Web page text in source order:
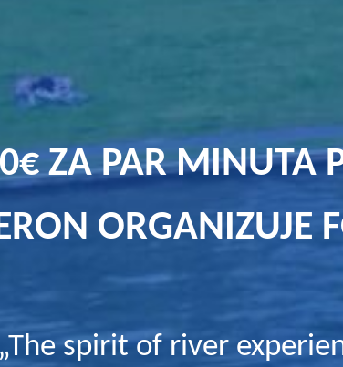
ZA PAR MINUTA
ORGANIZUJE
„The spirit of river